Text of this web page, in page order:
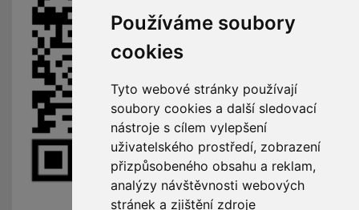
Používáme soubory
cookies
Tyto webové stránky používají
soubory cookies a další sledovací
nástroje s cílem vylepšení
uživatelského prostředí, zobrazení
přizpůsobeného obsahu a reklam,
analýzy návštěvnosti webových
stránek a zjištění zdroje